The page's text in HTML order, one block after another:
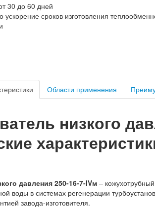
30 до 60 дней
ускорение сроков изготовления
Области применения
низкого
давления 250-16-7-IVм –
воды в системах регенерации
завода-изготовителя.